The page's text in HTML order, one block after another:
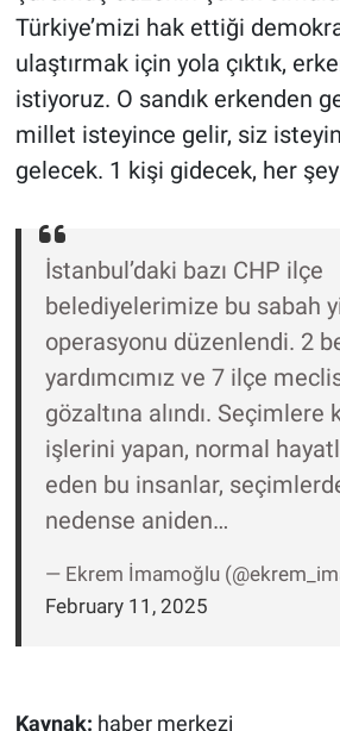
Türkiye’mizi hak ettiği
ulaştırmak için yola çıktık,
istiyoruz. O sandık erkenden
millet isteyince gelir, siz
gelecek. 1 kişi gidecek, her
İstanbul’daki bazı CHP ilçe
belediyelerimize bu sabah
operasyonu düzenlendi. 2
yardımcımız ve 7 ilçe
gözaltına alındı. Seçimlere
işlerini yapan, normal
eden bu insanlar,
nedense aniden…
— Ekrem İmamoğlu
February 11, 2025
Kaynak: haber merkezi